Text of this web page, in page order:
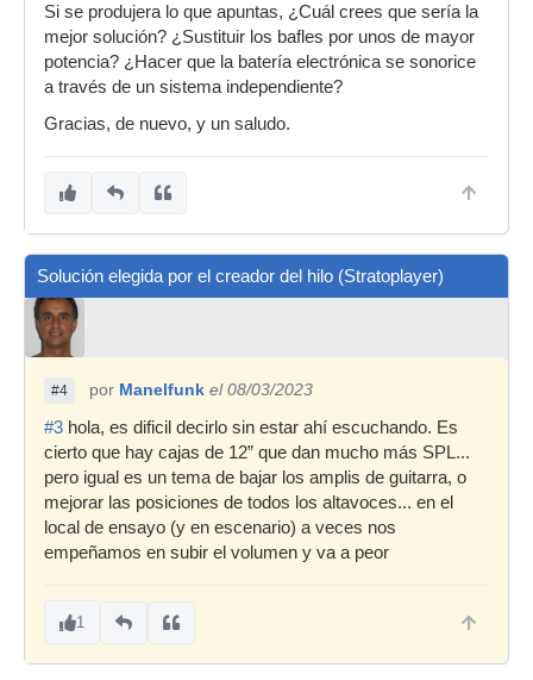
Si se produjera lo que apuntas, ¿Cuál crees que sería la
mejor solución? ¿Sustituir los bafles por unos de mayor
potencia? ¿Hacer que la batería electrónica se sonorice
a través de un sistema independiente?
Gracias, de nuevo, y un saludo.
Solución elegida por el creador del hilo (Stratoplayer)
#4 por Manelfunk el 08/03/2023
#3 hola, es dificil decirlo sin estar ahí escuchando. Es
cierto que hay cajas de 12” que dan mucho más SPL...
pero igual es un tema de bajar los amplis de guitarra, o
mejorar las posiciones de todos los altavoces... en el
local de ensayo (y en escenario) a veces nos
empeñamos en subir el volumen y va a peor
1